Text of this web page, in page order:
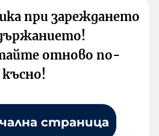
при зареждането
отново по-
късно!
страница